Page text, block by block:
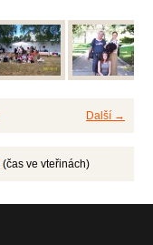
Další →
(čas ve vteřinách)